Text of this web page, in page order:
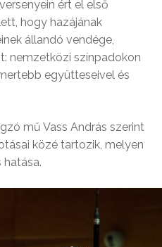
ért el első
hogy hazájának
állandó vendége,
nemzetközi színpadokon
együtteseivel és
mű Vass András szerint
közé tartozik, melyen
hatása.